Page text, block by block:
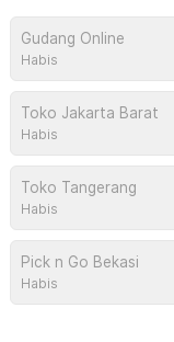
Gudang Online
Habis
Toko Jakarta Barat
Habis
Toko Tangerang
Habis
Pick n Go Bekasi
Habis